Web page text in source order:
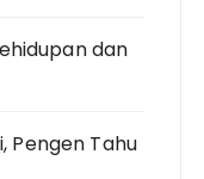
dan
Pengen Tahu